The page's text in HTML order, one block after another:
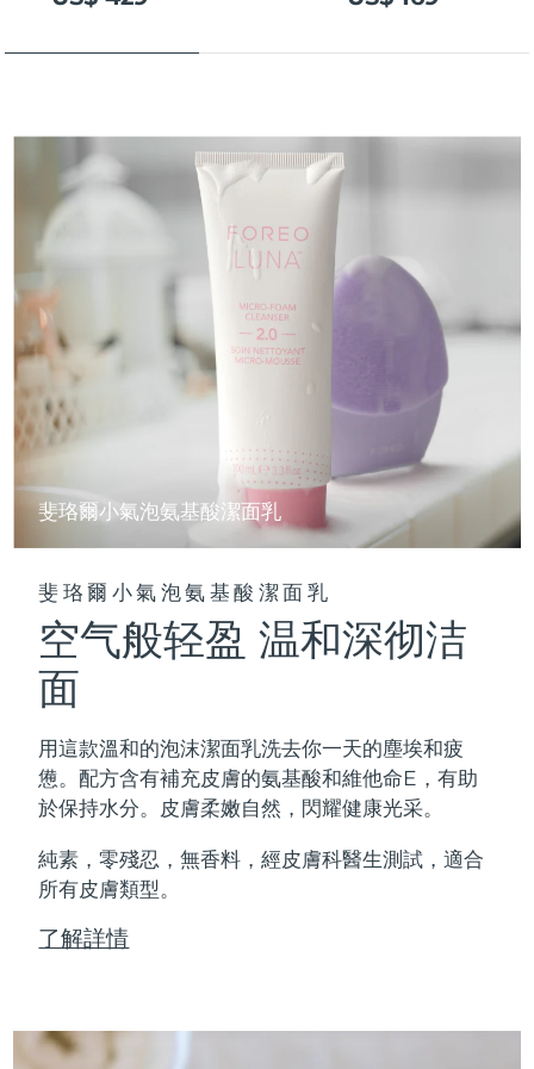
斐珞爾小氣泡氨基酸潔面乳
斐珞爾小氣泡氨基酸潔面乳
空气般轻盈 温和深彻洁
面
用這款溫和的泡沫潔面乳洗去你一天的塵埃和疲
憊。配方含有補充皮膚的氨基酸和維他命E，有助
於保持水分。皮膚柔嫩自然，閃耀健康光采。
純素，零殘忍，無香料，經皮膚科醫生測試，適合
所有皮膚類型。
了解詳情